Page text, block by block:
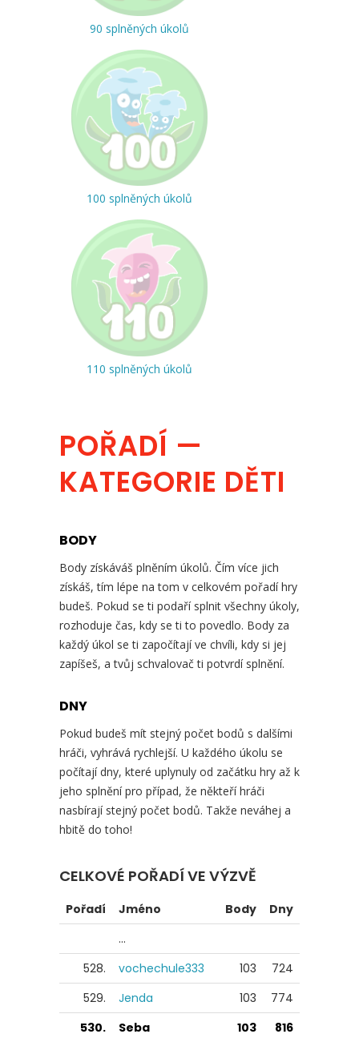
90 splněných úkolů
100 splněných úkolů
110 splněných úkolů
POŘADÍ —
KATEGORIE DĚTI
BODY
Body získáváš plněním úkolů. Čím více jich
získáš, tím lépe na tom v celkovém pořadí hry
budeš. Pokud se ti podaří splnit všechny úkoly,
rozhoduje čas, kdy se ti to povedlo. Body za
každý úkol se ti započítají ve chvíli, kdy si jej
zapíšeš, a tvůj schvalovač ti potvrdí splnění.
DNY
Pokud budeš mít stejný počet bodů s dalšími
hráči, vyhrává rychlejší. U každého úkolu se
počítají dny, které uplynuly od začátku hry až k
jeho splnění pro případ, že někteří hráči
nasbírají stejný počet bodů. Takže neváhej a
hbitě do toho!
CELKOVÉ POŘADÍ VE VÝZVĚ
Pořadí Jméno Body
Dny
...
528.
vochechule333 103
724
529.
Jenda 103
774
530.
Seba 103 816